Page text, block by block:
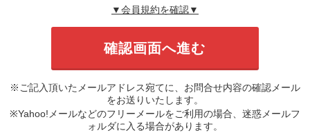
▼会員規約を確認▼
※ご記入頂いたメールアドレス宛てに、お問合せ内容の確認メール
をお送りいたします。
※Yahoo!メールなどのフリーメールをご利用の場合、迷惑メールフ
ォルダに入る場合があります。